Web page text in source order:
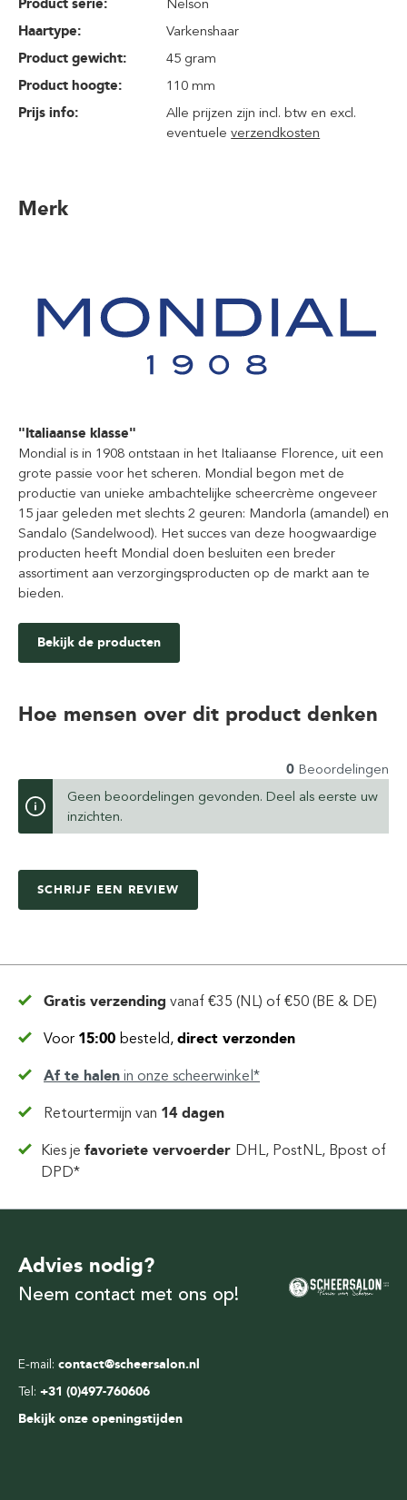
Product serie:
Nelson
Haartype:
Varkenshaar
Product gewicht:
45 gram
Product hoogte:
110 mm
Prijs info:
Alle prijzen zijn incl. btw en excl.
eventueleverzendkosten
Merk
"Italiaanse klasse"
Mondial is in 1908 ontstaan in het Italiaanse Florence, uit een
grote passie voor het scheren. Mondial begon met de
productie van unieke ambachtelijke scheercrème ongeveer
15 jaar geleden met slechts 2 geuren: Mandorla (amandel) en
Sandalo (Sandelwood). Het succes van deze hoogwaardige
producten heeft Mondial doen besluiten een breder
assortiment aan verzorgingsproducten op de markt aan te
bieden.
Bekijk de producten
Hoe mensen over dit product denken
0 Beoordelingen
Geen beoordelingen gevonden. Deel als eerste uw
inzichten.
SCHRIJF EEN REVIEW
Gratis verzending vanaf €35 (NL) of €50 (BE & DE)
Voor 15:00 besteld, direct verzonden
Af te halen in onze scheerwinkel*
Retourtermijn van 14 dagen
Kies jefavoriete vervoerder DHL, PostNL, Bpost of
DPD*
E-mail: contact@scheersalon.nl
Tel: +31 (0)497-760606
Bekijk onze openingstijden
Advies nodig?
Neem contact met ons op!